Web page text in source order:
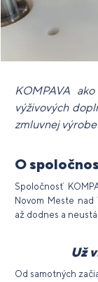
KOMPAVA
výživových
zmluvnej
O
Spoločnosť
Novom Meste nad
až dodnes a
Už
Od samotných